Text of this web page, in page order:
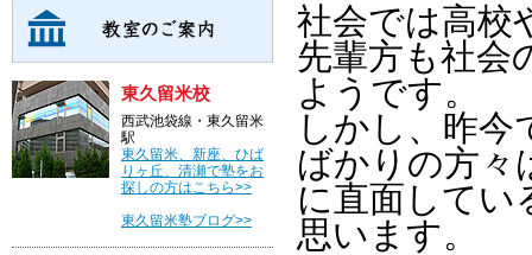
社会では高校
先輩方も社会
ようです。
しかし、昨今
ばかりの方々
に直面してい
思います。
東久留米校
西武池袋線・東久留米
駅
東久留米、新座、ひば
りヶ丘、清瀬で塾をお
探しの方はこちら>>
東久留米塾ブログ>>